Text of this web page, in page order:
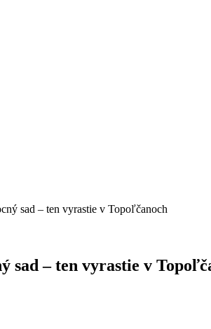
sad – ten vyrastie v Topoľčanoch
sad – ten vyrastie v